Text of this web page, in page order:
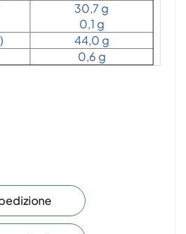
30,7 g
0,1 g
44,0 g
0,6 g